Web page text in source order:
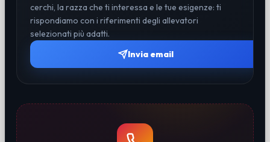
cerchi, la razza che ti interessa e le tue esigenze: ti
rispondiamo con i riferimenti degli allevatori
selezionati più adatti.
Invia email